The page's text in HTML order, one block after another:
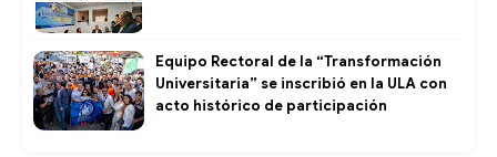
Equipo Rectoral de la “Transformación
Universitaria” se inscribió en la ULA con
acto histórico de participación